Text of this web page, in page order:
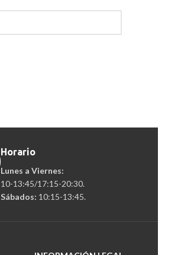
Horario
Lunes a Viernes:
10-13:45/17:15-20:30.
Sábados: 10:15-13:45.